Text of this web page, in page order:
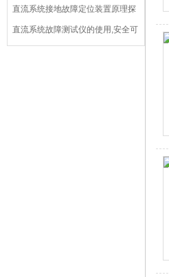
护中的核心作用
直流系统接地故障定位装置原理探
秘
直流系统故障测试仪的使用,安全可
靠的同时使用方便